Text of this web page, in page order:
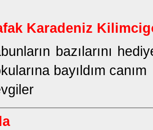
Karadeniz
bazılarını
bayıldım canım